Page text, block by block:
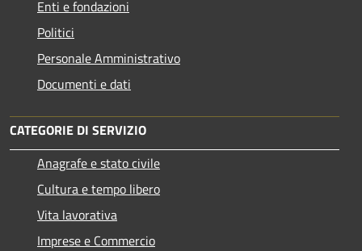
Enti e fondazioni
Politici
Personale Amministrativo
Documenti e dati
CATEGORIE DI SERVIZIO
Anagrafe e stato civile
Cultura e tempo libero
Vita lavorativa
Imprese e Commercio